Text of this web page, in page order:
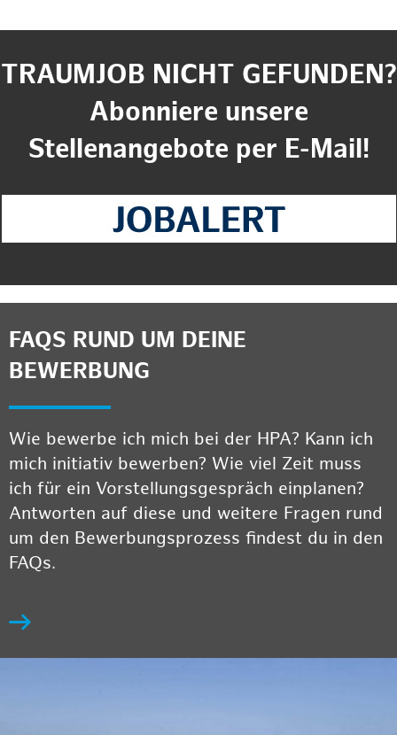
TRAUMJOB NICHT GEFUNDEN?
Abonniere unsere
Stellenangebote per E-Mail!
FAQS RUND UM DEINE
BEWERBUNG
Wie bewerbe ich mich bei der HPA? Kann ich
mich initiativ bewerben? Wie viel Zeit muss
ich für ein Vorstellungsgespräch einplanen?
Antworten auf diese und weitere Fragen rund
um den Bewerbungsprozess findest du in den
FAQs.